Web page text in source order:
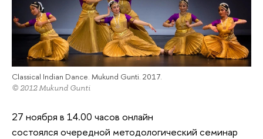
Classical Indian Dance. Mukund Gunti. 2017.
© 2012 Mukund Gunti
27 ноября в 14.00 часов онлайн
состоялся очередной методологический семинар